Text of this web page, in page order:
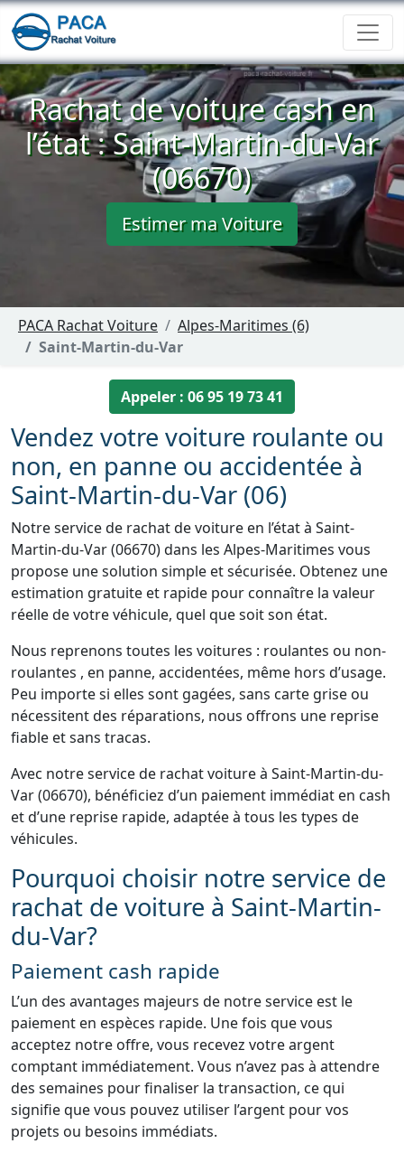
Rachat de voiture cash en
l’état : Saint-Martin-du-Var
(06670)
Estimer ma Voiture
PACA Rachat Voiture
Alpes-Maritimes (6)
Saint-Martin-du-Var
Appeler : 06 95 19 73 41
Vendez votre voiture roulante ou
non, en panne ou accidentée à
Saint-Martin-du-Var (06)
Notre service de rachat de voiture en l’état à Saint-
Martin-du-Var (06670) dans les Alpes-Maritimes vous
propose une solution simple et sécurisée. Obtenez une
estimation gratuite et rapide pour connaître la valeur
réelle de votre véhicule, quel que soit son état.
Nous reprenons toutes les voitures : roulantes ou non-
roulantes , en panne, accidentées, même hors d’usage.
Peu importe si elles sont gagées, sans carte grise ou
nécessitent des réparations, nous offrons une reprise
fiable et sans tracas.
Avec notre service de rachat voiture à Saint-Martin-du-
Var (06670), bénéficiez d’un paiement immédiat en cash
et d’une reprise rapide, adaptée à tous les types de
véhicules.
Pourquoi choisir notre service de
rachat de voiture à Saint-Martin-
du-Var?
Paiement cash rapide
L’un des avantages majeurs de notre service est le
paiement en espèces rapide. Une fois que vous
acceptez notre offre, vous recevez votre argent
comptant immédiatement. Vous n’avez pas à attendre
des semaines pour finaliser la transaction, ce qui
signifie que vous pouvez utiliser l’argent pour vos
projets ou besoins immédiats.